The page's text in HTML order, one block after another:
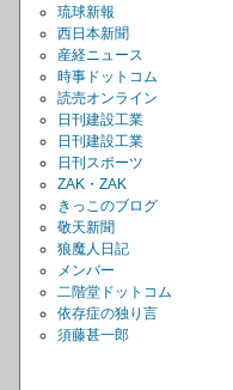
琉球新報
西日本新聞
産経ニュース
時事ドットコム
読売オンライン
日刊建設工業
日刊建設工業
日刊スポーツ
ZAK・ZAK
きっこのブログ
敬天新聞
狼魔人日記
メンバー
二階堂ドットコム
依存症の独り言
須藤甚一郎